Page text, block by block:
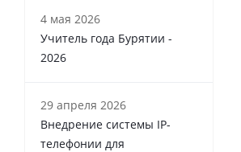
4 мая 2026
Учитель года Бурятии -
2026
29 апреля 2026
Внедрение системы IP-
телефонии для